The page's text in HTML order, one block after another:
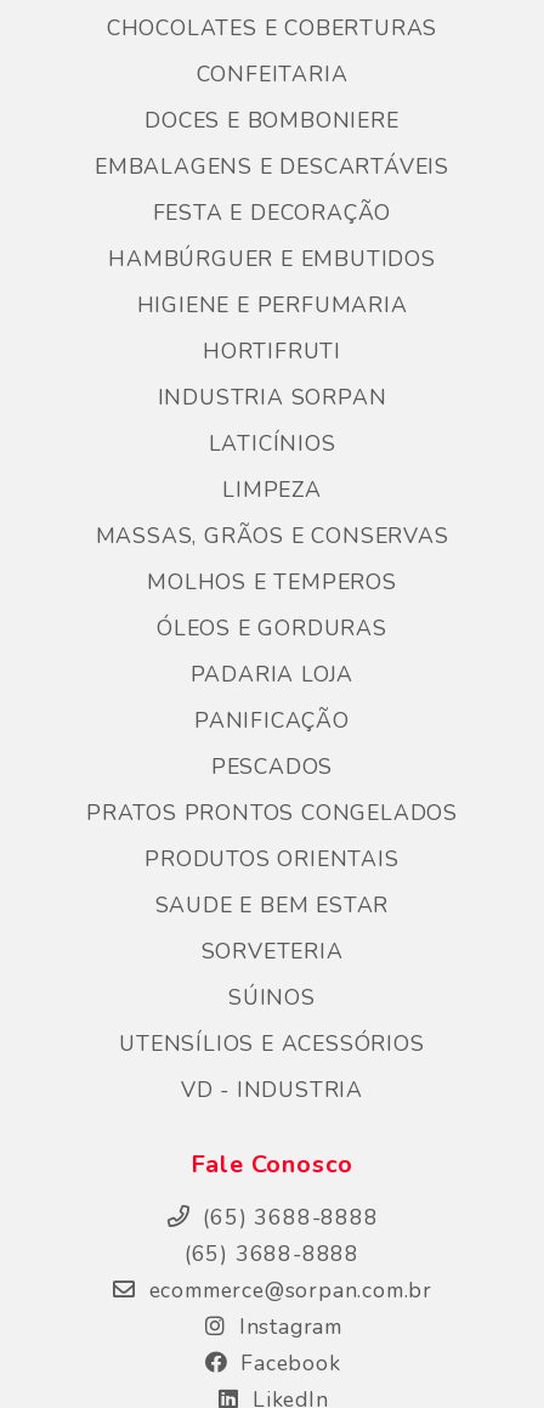
CHOCOLATES E COBERTURAS
CONFEITARIA
DOCES E BOMBONIERE
EMBALAGENS E DESCARTÁVEIS
FESTA E DECORAÇÃO
HAMBÚRGUER E EMBUTIDOS
HIGIENE E PERFUMARIA
HORTIFRUTI
INDUSTRIA SORPAN
LATICÍNIOS
LIMPEZA
MASSAS, GRÃOS E CONSERVAS
MOLHOS E TEMPEROS
ÓLEOS E GORDURAS
PADARIA LOJA
PANIFICAÇÃO
PESCADOS
PRATOS PRONTOS CONGELADOS
PRODUTOS ORIENTAIS
SAUDE E BEM ESTAR
SORVETERIA
SÚINOS
UTENSÍLIOS E ACESSÓRIOS
VD - INDUSTRIA
Fale Conosco
(65) 3688-8888
(65) 3688-8888
ecommerce@sorpan.com.br
Instagram
Facebook
LikedIn